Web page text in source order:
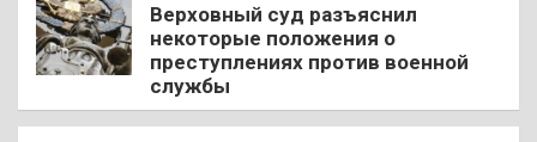
Верховный суд разъяснил
некоторые положения о
преступлениях против военной
службы